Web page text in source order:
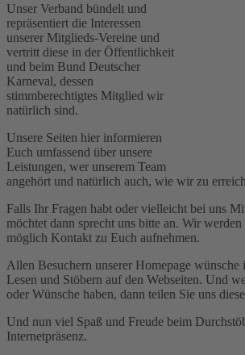
Unser Verband bündelt und
repräsentiert die Interessen
unserer Mitglieds-Vereine und
vertritt diese in der Öffentlichkeit
und beim Bund Deutscher
Karneval, dessen
stimmberechtigtes Mitglied wir
natürlich sind.
Unsere Seiten hier informieren
Euch umfassend über unsere
Leistungen, wer unserem Team
angehört und natürlich auch, wie wir zu
Falls Ihr Fragen habt oder vielleicht bei uns
möchtet dann sprecht uns bitte an. Wir werden
möglich Kontakt zu Euch aufnehmen.
Allen Besuchern unserer Homepage wünsche
Lesen und Stöbern auf den Webseiten. Und
oder Wünsche haben, dann teilen Sie uns
Und nun viel Spaß und Freude beim
Internetpräsenz.